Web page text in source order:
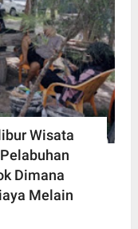
Wisata
Dimana
Melain